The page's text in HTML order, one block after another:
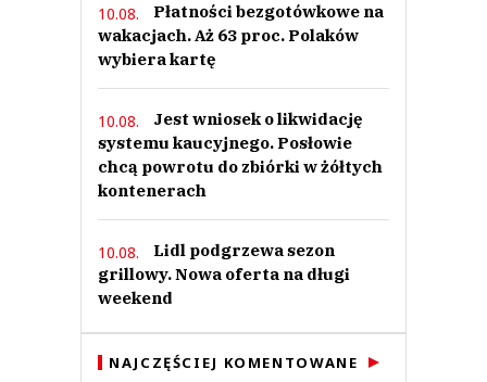
10.08.
Płatności bezgotówkowe na
wakacjach. Aż 63 proc. Polaków
wybiera kartę
10.08.
Jest wniosek o likwidację
systemu kaucyjnego. Posłowie
chcą powrotu do zbiórki w żółtych
kontenerach
10.08.
Lidl podgrzewa sezon
grillowy. Nowa oferta na długi
weekend
NAJCZĘŚCIEJ KOMENTOWANE